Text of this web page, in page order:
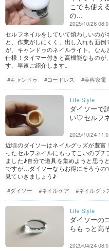
こでも使え
の...
2025/10/26
セルフネイルをしていて煩わしいの
と、作業がしにくく、出し入れも面
が、キャンドゥのネイルライト。な
仕様！タイマー付きと高機能なもの
す。早速ご紹介します。
#キャンドゥ #コードレス #美容家電
ダイソーで
い♡セルフ
2025/10/24
近頃のダイソーはネイルグッズが豊
ったセルフネイルにもってこいのプ
ました♪自分で道具を集めようと思う
ですが…ダイソーならお得にそろうの
見ていきましょう♪
#ダイソー #ネイルケア #ネイルグッ
ダイソーの
らもっと高
2025/04/24